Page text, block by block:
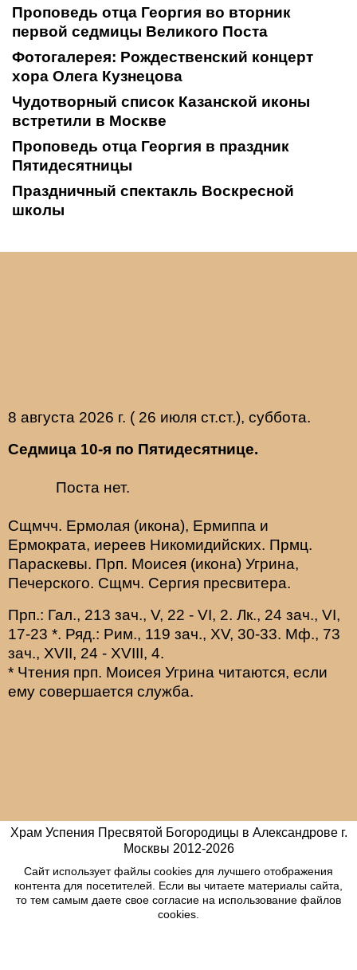
Проповедь отца Георгия во вторник
первой седмицы Великого Поста
Фотогалерея: Рождественский концерт
хора Олега Кузнецова
Чудотворный список Казанской иконы
встретили в Москве
Проповедь отца Георгия в праздник
Пятидесятницы
Праздничный спектакль Воскресной
школы
8 августа 2026 г. ( 26 июля ст.ст.), суббота.
Седмица 10-я по Пятидесятнице.
Поста нет.
Сщмчч. Ермолая (икона), Ермиппа и
Ермократа, иереев Никомидийских. Прмц.
Параскевы. Прп. Моисея (икона) Угрина,
Печерского. Сщмч. Сергия пресвитера.
Прп.: Гал., 213 зач., V, 22 - VI, 2. Лк., 24 зач., VI,
17-23 *. Ряд.: Рим., 119 зач., XV, 30-33. Мф., 73
зач., XVII, 24 - XVIII, 4.
* Чтения прп. Моисея Угрина читаются, если
ему совершается служба.
Храм Успения Пресвятой Богородицы в Александрове г.
Москвы 2012-2026
Сайт использует файлы cookies для лучшего отображения
контента для посетителей. Если вы читаете материалы сайта,
то тем самым даете свое согласие на использование файлов
cookies.